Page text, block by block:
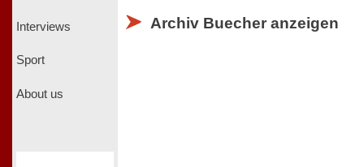
Interviews
Sport
About us
Archiv Buecher anzeigen